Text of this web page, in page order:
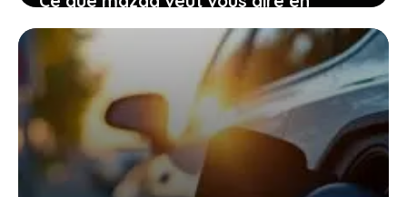
renonçant provisoirement à
l’électrique total
27 janvier 2026